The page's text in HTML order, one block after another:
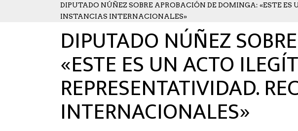
DIPUTADO NÚÑEZ SOBRE APROBACIÓN DE DOMINGA: «ESTE
INSTANCIAS INTERNACIONALES»
DESTACADOS ,NOTICIAS, POLÍTICA 12/08/2021
DIPUTADO NÚÑEZ
«ESTE ES UN ACTO
REPRESENTATIVIDAD.
INTERNACIONALES»